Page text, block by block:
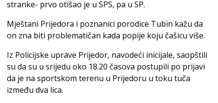
stranke- prvo otišao je u SPS, pa u SP.
Mještani Prijedora i poznanici porodice Tubin kažu da
on zna biti problematičan kada popije koju čašicu više.
Iz Policijske uprave Prijedor, navodeći inicijale, saopštili
su da su u srijedu oko 18.20 časova postupili po prijavi
da je na sportskom terenu u Prijedoru u toku tuča
između dva lica.